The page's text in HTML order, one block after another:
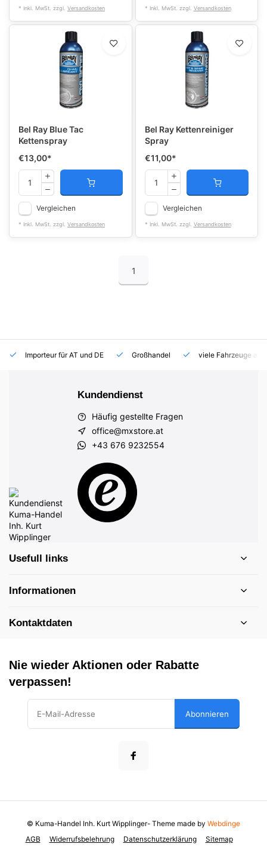
* Inkl. MwSt. zzgl. Versandkosten * Inkl. MwSt. zzgl. Versandkosten
Bel Ray Blue Tac
Kettenspray
€13,00*
Vergleichen
* Inkl. MwSt. zzgl. Versandkosten
Bel Ray Kettenreiniger
Spray
€11,00*
Vergleichen
* Inkl. MwSt. zzgl. Versandkosten
1
Importeur für AT und DE Großhandel viele Fahrzeuge auf
Kundendienst
Häufig gestellte Fragen
office@mxstore.at
+43 676 9232554
Usefull links
Informationen
Kontaktdaten
Nie wieder Aktionen oder Rabatte
verpassen!
Abonnieren
AGB Widerrufsbelehrung Datenschutzerklärung Sitemap
© Kuma-Handel Inh. Kurt Wipplinger- Theme made by Webdinge